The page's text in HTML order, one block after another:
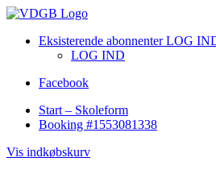
Eksisterende abonnenter LOG
LOG IND
Facebook
Start – Skoleform
Booking #1553081338
Vis indkøbskurv